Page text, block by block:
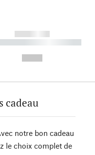
------------
----------- ----------
cadeau
notre bon cadeau
le choix complet de